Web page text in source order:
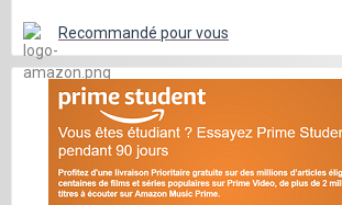
Recommandé pour vous